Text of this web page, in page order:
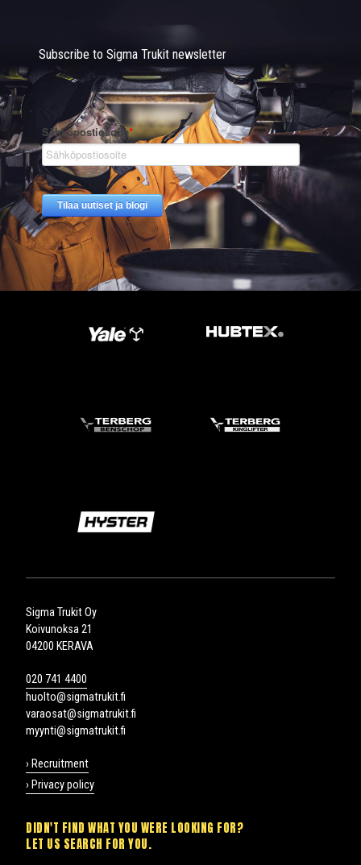
Subscribe to Sigma Trukit newsletter
Sigma Trukit Oy
Koivunoksa 21
04200 KERAVA
020 741 4400
huolto@sigmatrukit.fi
varaosat@sigmatrukit.fi
myynti@sigmatrukit.fi
› Recruitment
› Privacy policy
DIDN'T FIND WHAT YOU WERE LOOKING FOR?
LET US SEARCH FOR YOU.